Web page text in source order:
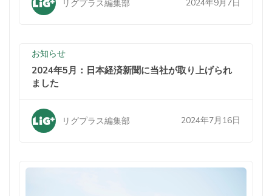
リグプラス編集部 2024年9月7日
お知らせ
2024年5月：日本経済新聞に当社が取り上げられ
ました
リグプラス編集部 2024年7月16日